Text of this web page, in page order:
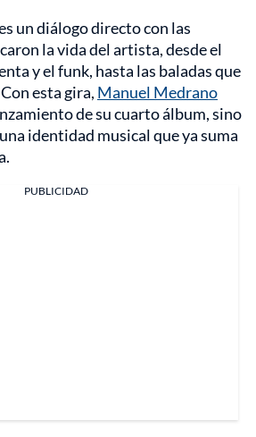
un diálogo directo con las
la vida del artista, desde el
y el funk, hasta las baladas que
esta gira, Manuel Medrano
de su cuarto álbum, sino
identidad musical que ya suma
PUBLICIDAD